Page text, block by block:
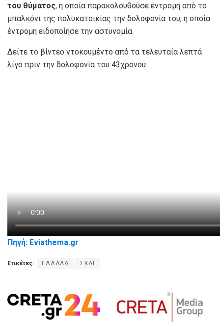
του θύματος, η οποία παρακολουθούσε έντρομη από το
μπαλκόνι της πολυκατοικίας την δολοφονία του, η οποία
έντρομη ειδοποίησε την αστυνομία.
Δείτε το βίντεο ντοκουμέντο από τα τελευταία λεπτά
λίγο πριν την δολοφονία του 43χρονου:
Πηγή: Eviathema.gr
Ετικέτες: ΕΛΛΑΔΑ ΣΚΑΙ